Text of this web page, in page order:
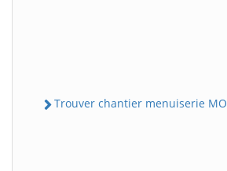
Trouver chantier menuiserie